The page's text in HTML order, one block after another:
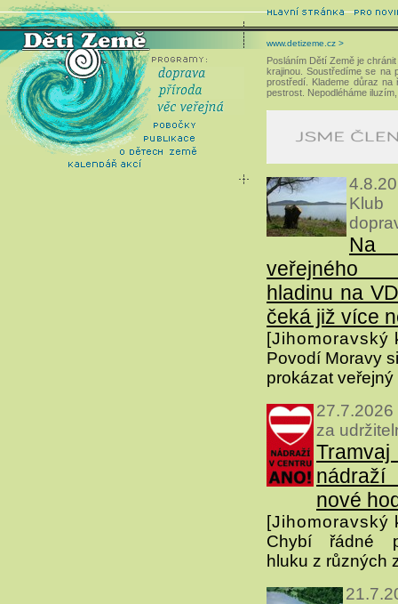
www.detizeme.cz >
Posláním Dětí Země je
krajinou. Soustředíme se na
prostředí. Klademe důraz
pestrost. Nepodléháme
veřejného
hladinu na
čeká již více
[Jihomoravský
Povodí Moravy
prokázat
za
nové
[Jihomoravský
Chybí řádné
hluku z různých